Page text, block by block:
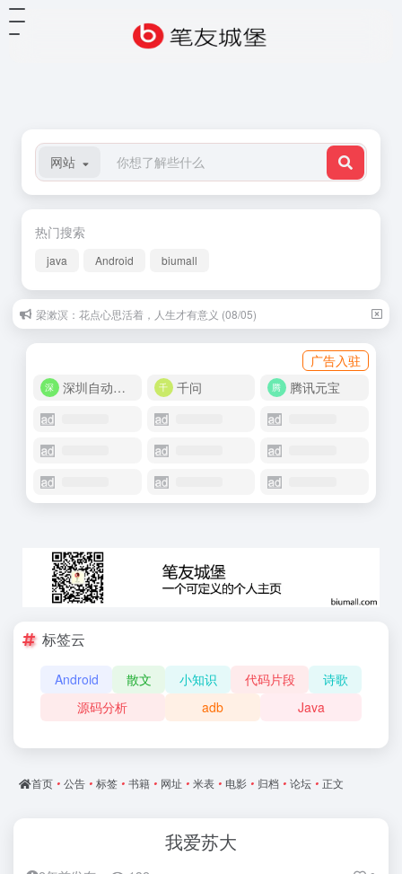
网站
热门搜索
java Android biumall
梁漱溟：花点心思活着，人生才有意义 (08/05)
广告入驻
深圳自动化商城
千问 腾讯元宝
标签云
Android 散文 小知识 代码片段
诗歌
源码分析
adb Java
首页 • 公告 • 标签 • 书籍 • 网址 • 米表 • 电影 • 归档 • 论坛 • 正文
我爱苏大